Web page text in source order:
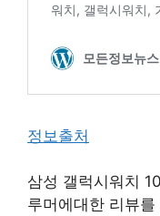
정보출처
삼성 갤럭시워치
루머에대한 리뷰